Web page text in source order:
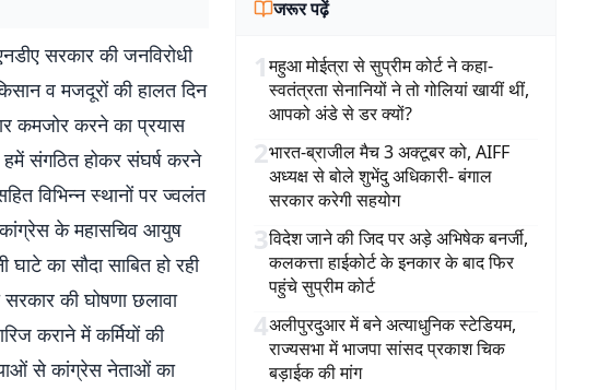
सरकार की जनविरोधी
व मजदूरों की हालत दिन
कमजोर करने का प्रयास
हमें संगठित होकर संघर्ष करने
विभिन्न स्थानों पर ज्वलंत
के महासचिव आयुष
का सौदा साबित हो रही
की घोषणा छलावा
कराने में कर्मियों की
से कांग्रेस नेताओं का
जरूर पढ़ें
1महुआ मोईत्रा से सुप्रीम कोर्ट ने कहा-
स्वतंत्रता सेनानियों ने तो गोलियां खायीं थीं,
आपको अंडे से डर क्यों?
2भारत-ब्राजील मैच 3 अक्टूबर को, AIFF
अध्यक्ष से बोले शुभेंदु अधिकारी- बंगाल
सरकार करेगी सहयोग
3विदेश जाने की जिद पर अड़े अभिषेक बनर्जी,
कलकत्ता हाईकोर्ट के इनकार के बाद फिर
पहुंचे सुप्रीम कोर्ट
4अलीपुरदुआर में बने अत्याधुनिक स्टेडियम,
राज्यसभा में भाजपा सांसद प्रकाश चिक
बड़ाईक की मांग